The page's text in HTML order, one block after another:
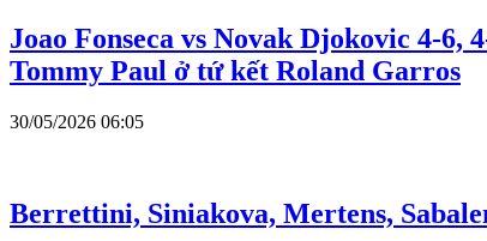
Joao Fonseca vs Novak Djokovic 4-6,
Tommy Paul ở tứ kết Roland Garros
30/05/2026 06:05
Berrettini, Siniakova, Mertens,